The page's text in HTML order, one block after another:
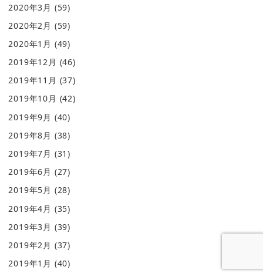
2020年3月 (59)
2020年2月 (59)
2020年1月 (49)
2019年12月 (46)
2019年11月 (37)
2019年10月 (42)
2019年9月 (40)
2019年8月 (38)
2019年7月 (31)
2019年6月 (27)
2019年5月 (28)
2019年4月 (35)
2019年3月 (39)
2019年2月 (37)
2019年1月 (40)